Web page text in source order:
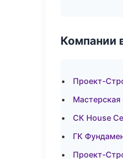
Компании
Проект-
СК House
ГК
Проект-